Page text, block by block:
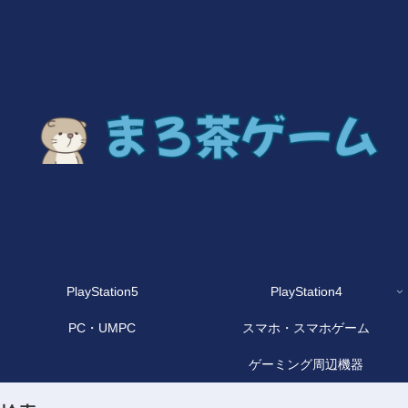
PlayStation5 PlayStation4
PC・UMPC スマホ・スマホゲーム
ゲーミング周辺機器